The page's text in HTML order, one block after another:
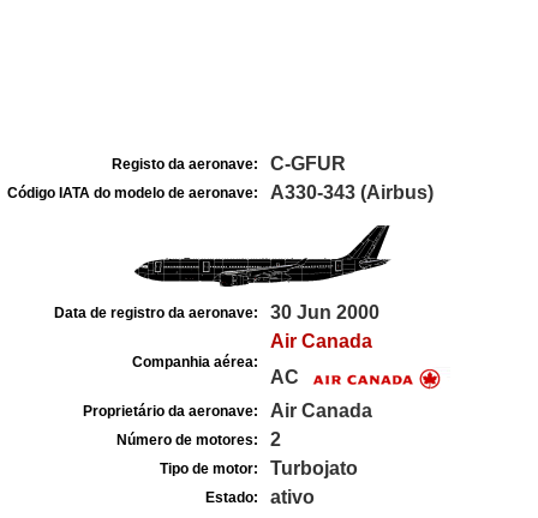
Registo da aeronave: C-GFUR
Código IATA do modelo de aeronave: A330-343 (Airbus)
Data de registro da aeronave: 30 Jun 2000
Companhia aérea:
Air Canada
AC
Proprietário da aeronave: Air Canada
Número de motores: 2
Tipo de motor: Turbojato
Estado: ativo